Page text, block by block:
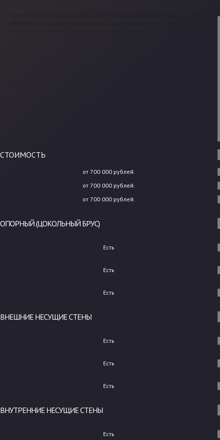
СТОИМОСТЬ
от 700 000 рублей.
от 700 000 рублей.
от 700 000 рублей.
ОПОРНЫЙ (ЦОКОЛЬНЫЙ БРУС)
Есть
Есть
Есть
ВНЕШНИЕ НЕСУЩИЕ СТЕНЫ
Есть
Есть
Есть
ВНУТРЕННИЕ НЕСУЩИЕ СТЕНЫ
Есть